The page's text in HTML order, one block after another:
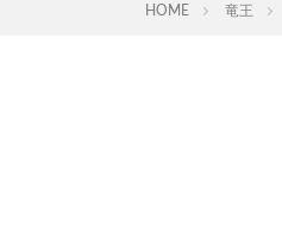
HOME 竜王